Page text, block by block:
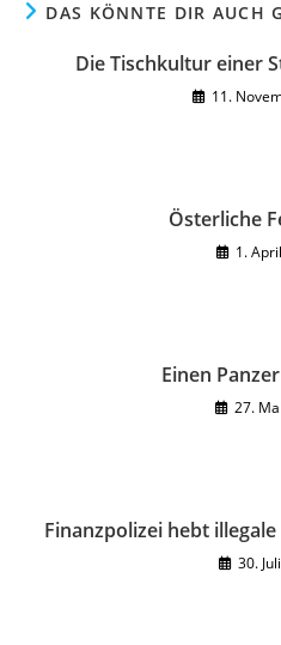
DAS KÖNNTE DIR AUCH
Die Tischkultur einer
11.
Österliche
1.
Einen
27.
Finanzpolizei hebt
30.